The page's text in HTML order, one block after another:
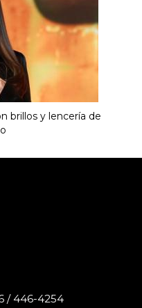
brillos y lencería de
/ 446-4254